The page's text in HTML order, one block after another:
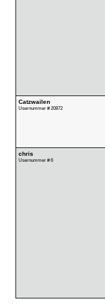
Catzwailen
Usernummer # 20872
chris
Usernummer # 6